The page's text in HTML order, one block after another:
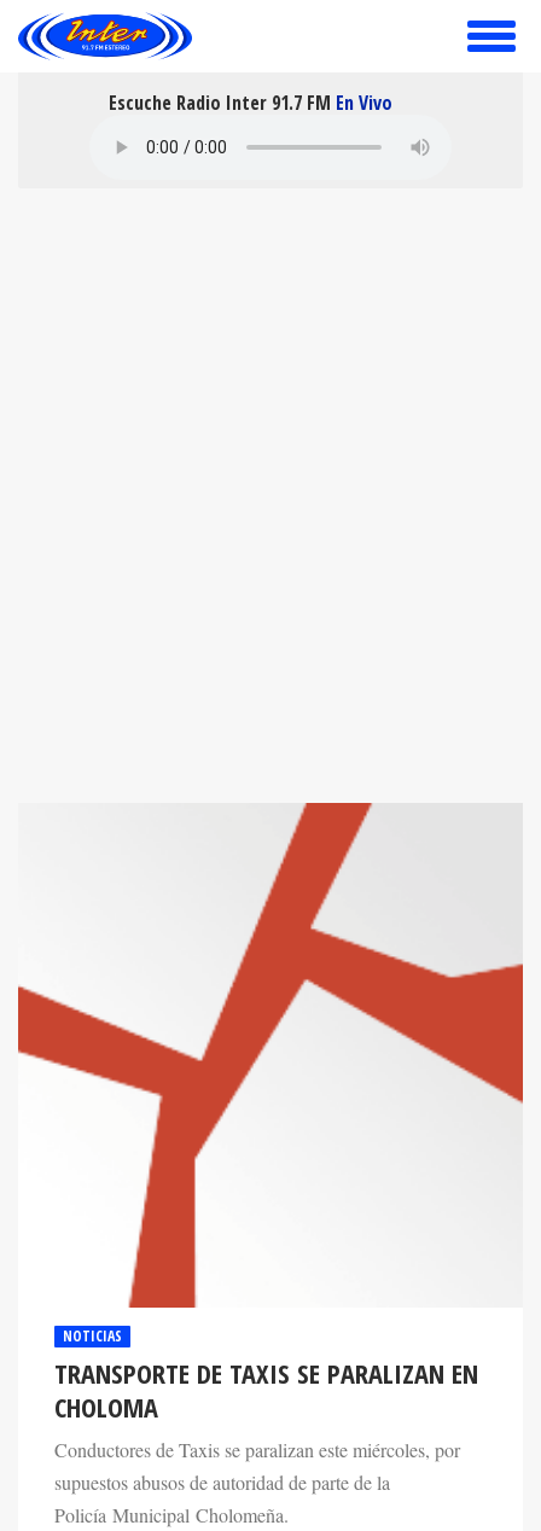
toggle
Escuche Radio Inter 91.7 FM En Vivo
NOTICIAS
TRANSPORTE DE TAXIS SE PARALIZAN EN
CHOLOMA
Conductores de Taxis se paralizan este miércoles, por
supuestos abusos de autoridad de parte de la
Policía Municipal Cholomeña.